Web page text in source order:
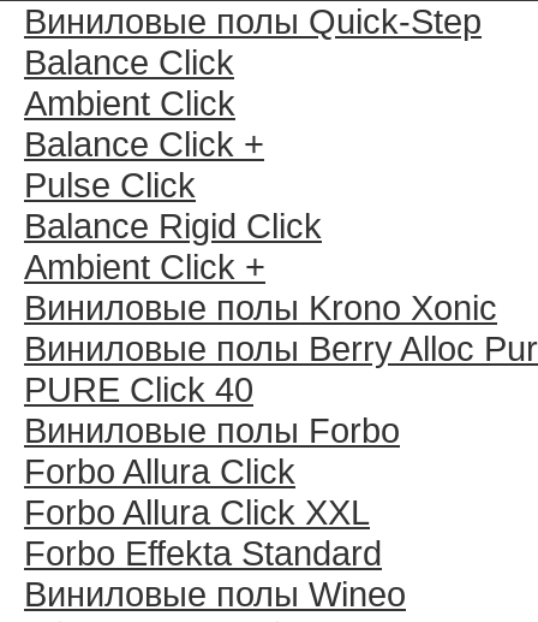
Виниловые полы Quick-Step
Balance Click
Ambient Click
Balance Click +
Pulse Click
Balance Rigid Click
Ambient Click +
Виниловые полы Krono Xonic
Виниловые полы Berry Alloc
PURE Click 40
Виниловые полы Forbo
Forbo Allura Click
Forbo Allura Click XXL
Forbo Effekta Standard
Виниловые полы Wineo